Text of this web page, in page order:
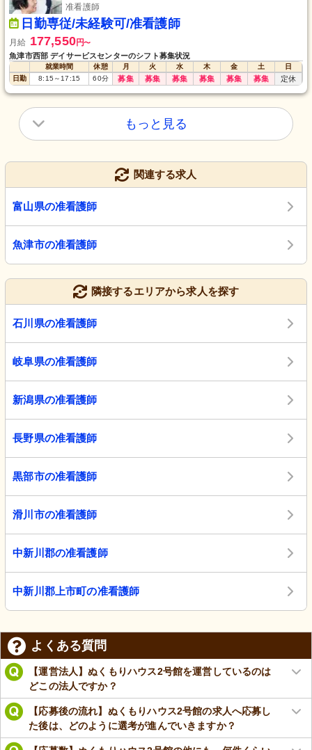
准看護師
日勤専従/未経験可/准看護師
月給 177,550円〜
魚津市西部 デイサービスセンターのシフト募集状況
就業時間 休憩 月 火 水 木 金 土
日
日勤
8:15 ～17:15 60分 募集 募集 募集 募集 募集 募集 定休
もっと見る
関連する求人
富山県の准看護師
魚津市の准看護師
隣接するエリアから求人を探す
石川県の准看護師
岐阜県の准看護師
新潟県の准看護師
長野県の准看護師
黒部市の准看護師
滑川市の准看護師
中新川郡の准看護師
中新川郡上市町の准看護師
よくある質問
【運営法人】ぬくもりハウス2号館を運営しているのは
どこの法人ですか？
【応募後の流れ】ぬくもりハウス2号館の求人へ応募し
た後は、どのように選考が進んでいきますか？